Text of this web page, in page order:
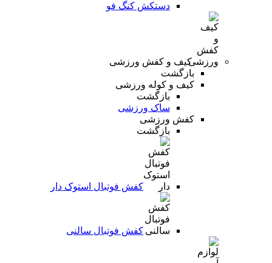
دستکش کنگ فو
کیف و کفش ورزشی
بازگشت
کیف و کوله ورزشی
بازگشت
ساک ورزشی
کفش ورزشی
بازگشت
کفش فوتبال استوک دار
کفش فوتبال سالنی